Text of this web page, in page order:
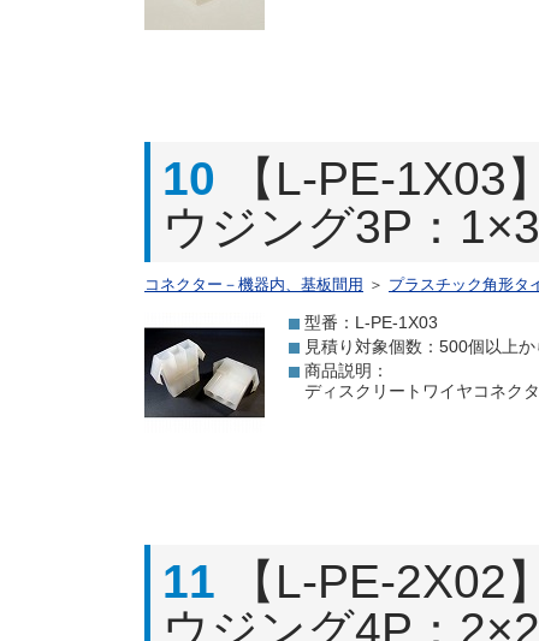
10
【L-PE-
ウジング3P：
コネクター－機器内、基板間用 ＞ プラスチック角形タ
型番：L-PE-1X03
見積り対象個数：500個以上か
商品説明：
ディスクリートワイヤコネク
11
【L-PE-
ウジング4P：